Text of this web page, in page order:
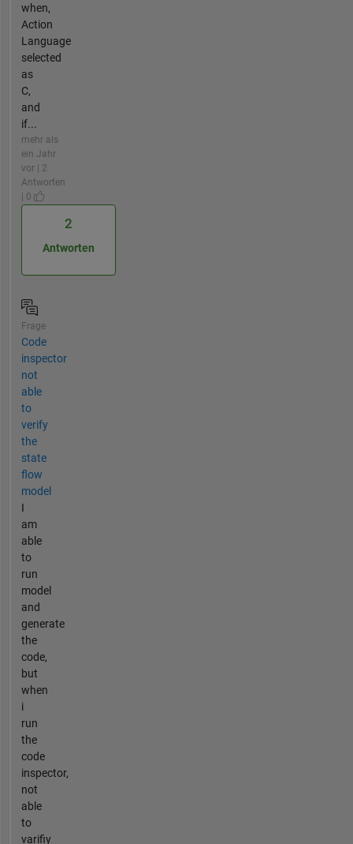
when,
Action
Language
selected
as
C,
and
if...
mehr als
ein Jahr
vor | 2
Antworten
| 0
2
Antworten
Frage
Code
inspector
not
able
to
verify
the
state
flow
model
I
am
able
to
run
model
and
generate
the
code,
but
when
i
run
the
code
inspector,
not
able
to
varifiy